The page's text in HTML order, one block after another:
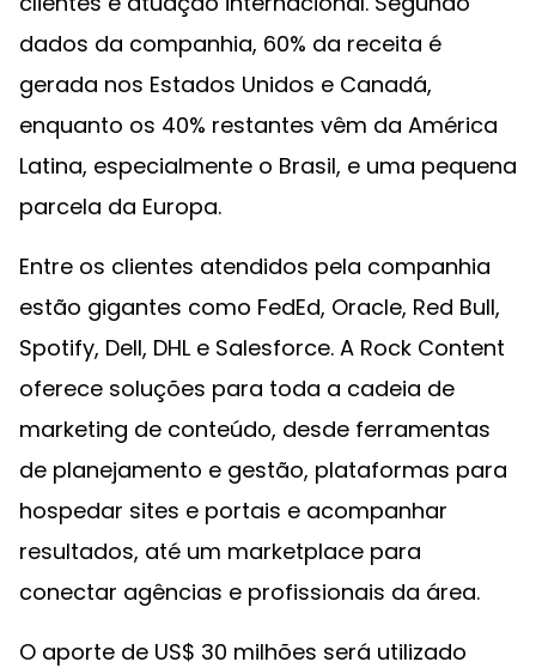
dados da companhia, 60% da receita é
gerada nos Estados Unidos e Canadá,
enquanto os 40% restantes vêm da América
Latina, especialmente o Brasil, e uma pequena
parcela da Europa.
Entre os clientes atendidos pela companhia
estão gigantes como FedEd, Oracle, Red Bull,
Spotify, Dell, DHL e Salesforce. A Rock Content
oferece soluções para toda a cadeia de
marketing de conteúdo, desde ferramentas
de planejamento e gestão, plataformas para
hospedar sites e portais e acompanhar
resultados, até um marketplace para
conectar agências e profissionais da área.
O aporte de US$ 30 milhões será utilizado